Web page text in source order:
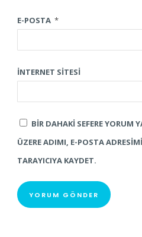
E-POSTA *
İNTERNET SITESI
BIR DAHAKI SEFERE YORUM
ÜZERE ADIMI, E-POSTA
TARAYICIYA KAYDET.